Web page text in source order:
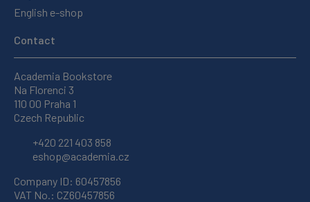
English e-shop
Contact
Academia Bookstore
Na Florenci 3
110 00 Praha 1
Czech Republic
+420 221 403 858
eshop@academia.cz
Company ID: 60457856
VAT No.: CZ60457856